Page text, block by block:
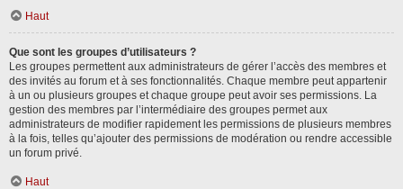
Haut
Que sont les groupes d’utilisateurs ?
Les groupes permettent aux administrateurs de gérer l’accès des membres et
des invités au forum et à ses fonctionnalités. Chaque membre peut appartenir
à un ou plusieurs groupes et chaque groupe peut avoir ses permissions. La
gestion des membres par l’intermédiaire des groupes permet aux
administrateurs de modifier rapidement les permissions de plusieurs membres
à la fois, telles qu’ajouter des permissions de modération ou rendre accessible
un forum privé.
Haut